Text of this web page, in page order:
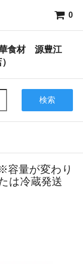
0
食材 源豊江
検索
容量が変わり
は冷蔵発送